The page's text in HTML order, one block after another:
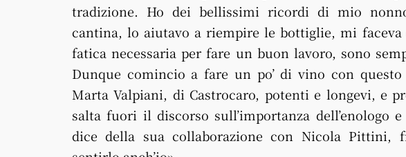
tradizione. Ho dei bellissimi ricordi di mio
cantina, lo aiutavo a riempire le bottiglie, mi faceva
fatica necessaria per fare un buon lavoro, sono
Dunque comincio a fare un po’ di vino con
Marta Valpiani, di Castrocaro, potenti e longevi, e
salta fuori il discorso sull’importanza dell’enologo
dice della sua collaborazione con Nicola Pittini,